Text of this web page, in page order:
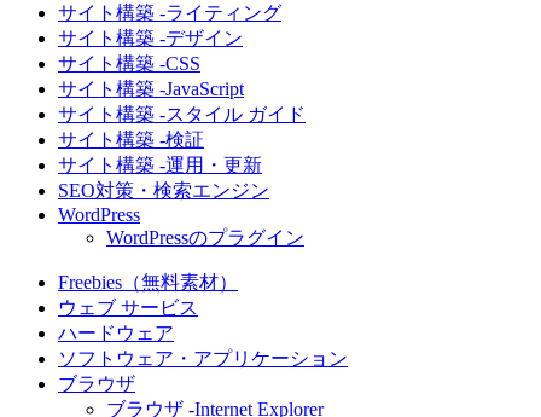
サイト構築 -ライティング
サイト構築 -デザイン
サイト構築 -CSS
サイト構築 -JavaScript
サイト構築 -スタイル ガイド
サイト構築 -検証
サイト構築 -運用・更新
SEO対策・検索エンジン
WordPress
WordPressのプラグイン
Freebies（無料素材）
ウェブ サービス
ハードウェア
ソフトウェア・アプリケーション
ブラウザ
ブラウザ -Internet Explorer